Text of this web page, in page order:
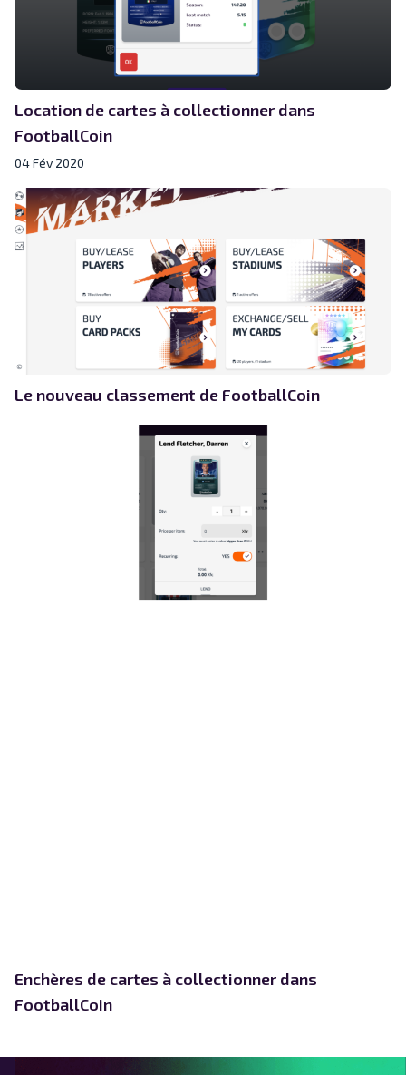
Location de cartes à collectionner dans
FootballCoin
04 Fév 2020
Le nouveau classement de FootballCoin
Enchères de cartes à collectionner dans
FootballCoin